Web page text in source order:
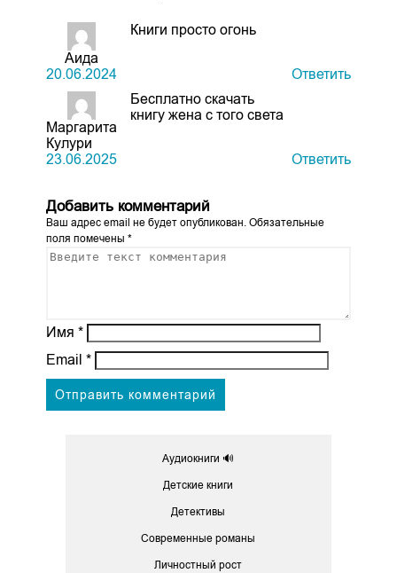
Аида
20.06.2024
Книги просто огонь
Ответить
Маргарита
Кулури
23.06.2025
Бесплатно скачать
книгу жена с того света
Ответить
Добавить комментарий
Ваш адрес email не будет опубликован. Обязательные
поля помечены *
Имя *
Email *
Аудиокниги 🔊
Детские книги
Детективы
Современные романы
Личностный рост